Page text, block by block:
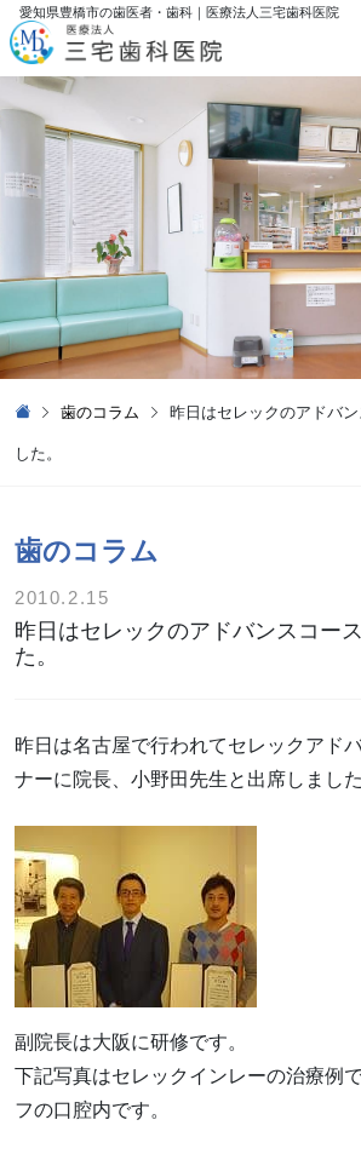
愛知県豊橋市の歯医者・歯科｜医療法⼈三宅⻭科医院
歯のコラム 昨日はセレックのアドバ
した。
歯のコラム
2010.2.15
昨日はセレックのアドバンスコー
た。
昨日は名古屋で行われてセレックアド
ナーに院長、小野田先生と出席しました
副院長は大阪に研修です。
下記写真はセレックインレーの治療例
フの口腔内です。